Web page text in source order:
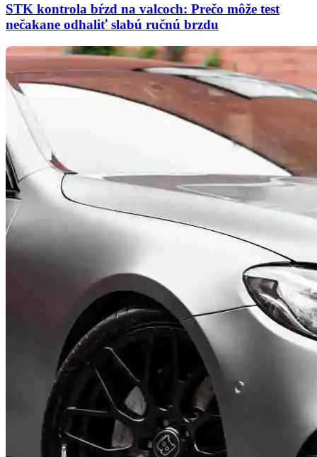
STK kontrola bŕzd na valcoch: Prečo môže test
nečakane odhaliť slabú ručnú brzdu